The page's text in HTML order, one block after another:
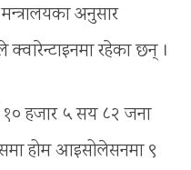
अनुसार
रहेका छन् ।
हजार ५ सय ८२ जना
होम आइसोलेसनमा ९